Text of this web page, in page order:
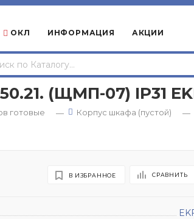
ОКЛ ИНФОРМАЦИЯ АКЦИИ
(ЩМП-07) IP31
готовые — Корпус шкафа (пустой)
—
В ИЗБРАННОЕ СРАВНИТЬ